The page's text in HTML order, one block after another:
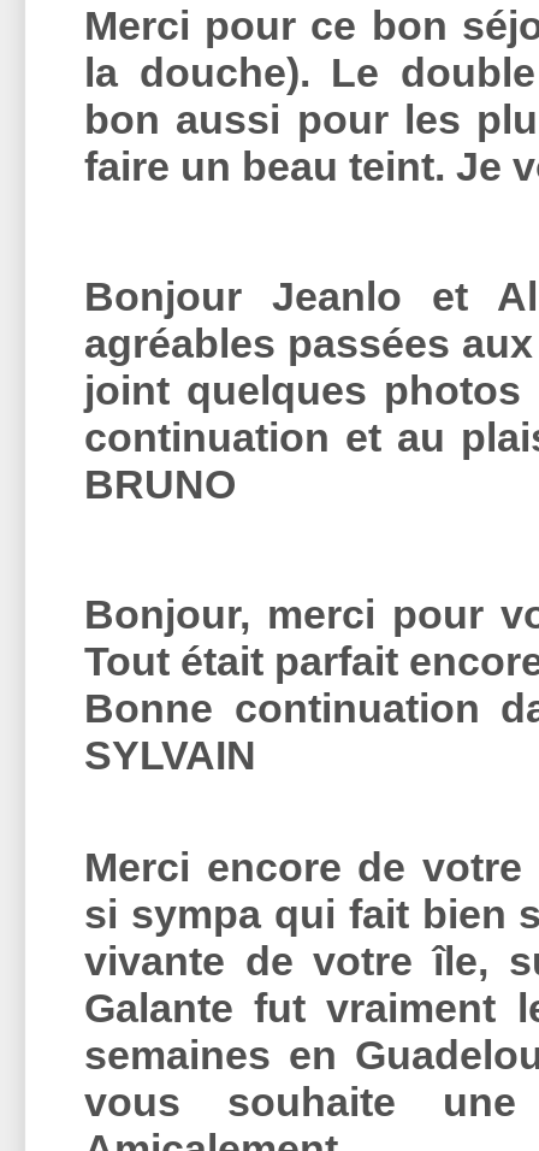
Merci pour ce bon
la douche). Le
bon aussi pour les
faire un beau teint. Je
Bonjour Jeanlo et
agréables passées
joint quelques
continuation et au
BRUNO
Bonjour, merci pour
Tout était parfait
Bonne continuation
SYLVAIN
Merci encore de
si sympa qui fait bien
vivante de votre île,
Galante fut vraiment
semaines en
vous souhaite